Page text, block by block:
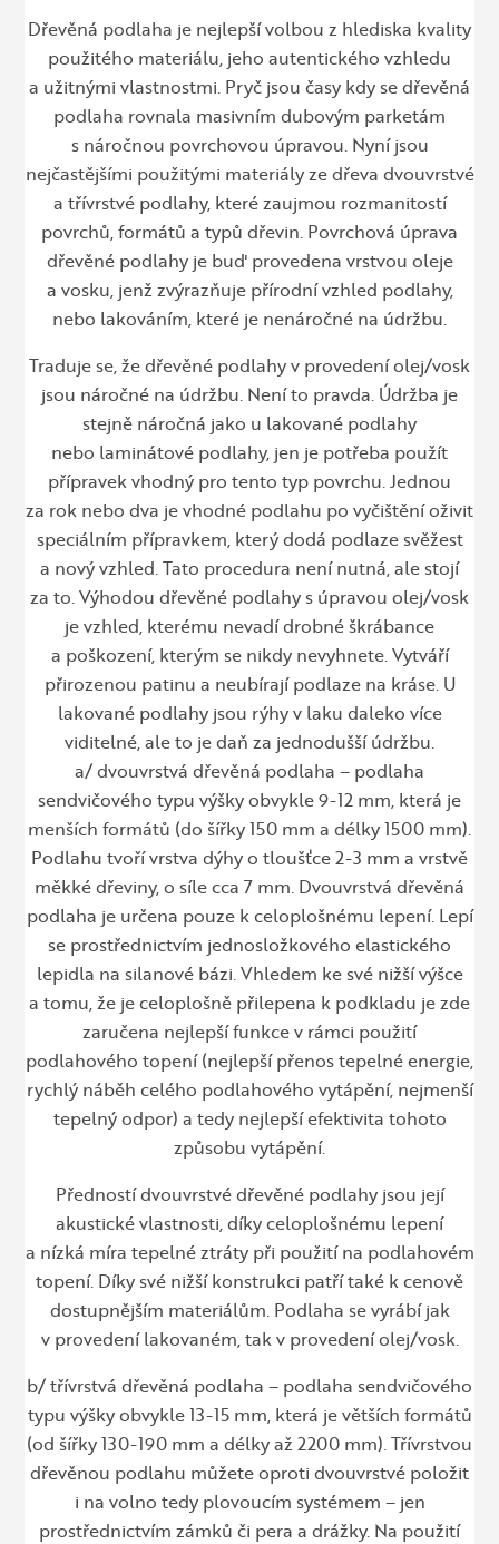
Dřevěná podlaha je nejlepší volbou z hlediska kvality
použitého materiálu, jeho autentického vzhledu
a užitnými vlastnostmi. Pryč jsou časy kdy se dřevěná
podlaha rovnala masivním dubovým parketám
s náročnou povrchovou úpravou. Nyní jsou
nejčastějšími použitými materiály ze dřeva dvouvrstvé
a třívrstvé podlahy, které zaujmou rozmanitostí
povrchů, formátů a typů dřevin. Povrchová úprava
dřevěné podlahy je buď provedena vrstvou oleje
a vosku, jenž zvýrazňuje přírodní vzhled podlahy,
nebo lakováním, které je nenáročné na údržbu.
Traduje se, že dřevěné podlahy v provedení olej/vosk
jsou náročné na údržbu. Není to pravda. Údržba je
stejně náročná jako u lakované podlahy
nebo laminátové podlahy, jen je potřeba použít
přípravek vhodný pro tento typ povrchu. Jednou
za rok nebo dva je vhodné podlahu po vyčištění oživit
speciálním přípravkem, který dodá podlaze svěžest
a nový vzhled. Tato procedura není nutná, ale stojí
za to. Výhodou dřevěné podlahy s úpravou olej/vosk
je vzhled, kterému nevadí drobné škrábance
a poškození, kterým se nikdy nevyhnete. Vytváří
přirozenou patinu a neubírají podlaze na kráse. U
lakované podlahy jsou rýhy v laku daleko více
viditelné, ale to je daň za jednodušší údržbu.
a/ dvouvrstvá dřevěná podlaha – podlaha
sendvičového typu výšky obvykle 9-12 mm, která je
menších formátů (do šířky 150 mm a délky 1500 mm).
Podlahu tvoří vrstva dýhy o tloušťce 2-3 mm a vrstvě
měkké dřeviny, o síle cca 7 mm. Dvouvrstvá dřevěná
podlaha je určena pouze k celoplošnému lepení. Lepí
se prostřednictvím jednosložkového elastického
lepidla na silanové bázi. Vhledem ke své nižší výšce
a tomu, že je celoplošně přilepena k podkladu je zde
zaručena nejlepší funkce v rámci použití
podlahového topení (nejlepší přenos tepelné energie,
rychlý náběh celého podlahového vytápění, nejmenší
tepelný odpor) a tedy nejlepší efektivita tohoto
způsobu vytápění.
Předností dvouvrstvé dřevěné podlahy jsou její
akustické vlastnosti, díky celoplošnému lepení
a nízká míra tepelné ztráty při použití na podlahovém
topení. Díky své nižší konstrukci patří také k cenově
dostupnějším materiálům. Podlaha se vyrábí jak
v provedení lakovaném, tak v provedení olej/vosk.
b/ třívrstvá dřevěná podlaha – podlaha sendvičového
typu výšky obvykle 13-15 mm, která je větších formátů
(od šířky 130-190 mm a délky až 2200 mm). Třívrstvou
dřevěnou podlahu můžete oproti dvouvrstvé položit
i na volno tedy plovoucím systémem – jen
prostřednictvím zámků či pera a drážky. Na použití